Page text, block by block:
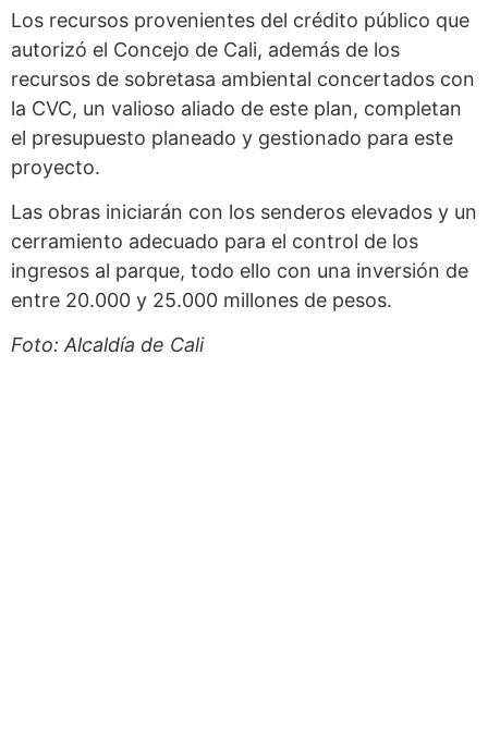
Los recursos provenientes del crédito público que
autorizó el Concejo de Cali, además de los
recursos de sobretasa ambiental concertados con
la CVC, un valioso aliado de este plan, completan
el presupuesto planeado y gestionado para este
proyecto.
Las obras iniciarán con los senderos elevados y un
cerramiento adecuado para el control de los
ingresos al parque, todo ello con una inversión de
entre 20.000 y 25.000 millones de pesos.
Foto: Alcaldía de Cali